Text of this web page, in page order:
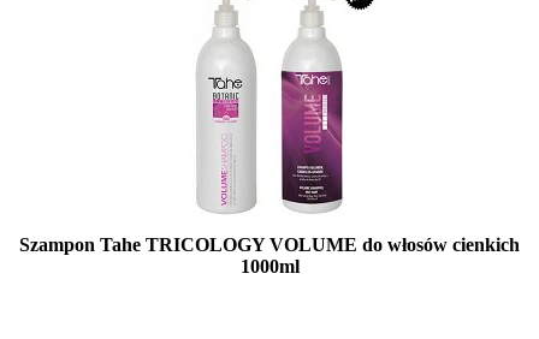
Szampon Tahe TRICOLOGY VOLUME do włosów cienkich
1000ml